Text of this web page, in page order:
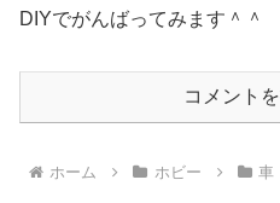
DIYでがんばってみます＾＾
コメント
ホーム ホビー 車